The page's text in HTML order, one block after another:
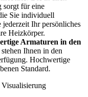
sorgt für eine
Sie individuell
Ihr persönliches
Heizkörper.
Armaturen in den
Ihnen in den
Hochwertige
Standard.